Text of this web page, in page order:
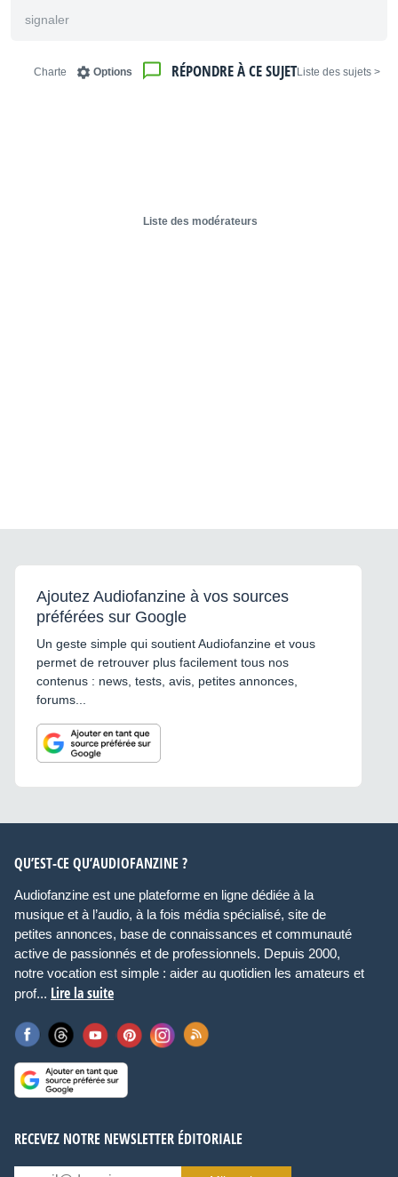
signaler
< Liste des sujets
RÉPONDRE À CE SUJET
Options
Charte
Liste des modérateurs
Ajoutez Audiofanzine à vos sources
préférées sur Google
Un geste simple qui soutient Audiofanzine et vous
permet de retrouver plus facilement tous nos
contenus : news, tests, avis, petites annonces,
forums...
QU’EST-CE QU’AUDIOFANZINE ?
Audiofanzine est une plateforme en ligne dédiée à la
musique et à l’audio, à la fois média spécialisé, site de
petites annonces, base de connaissances et communauté
active de passionnés et de professionnels. Depuis 2000,
notre vocation est simple : aider au quotidien les amateurs et
prof... Lire la suite
RECEVEZ NOTRE NEWSLETTER ÉDITORIALE